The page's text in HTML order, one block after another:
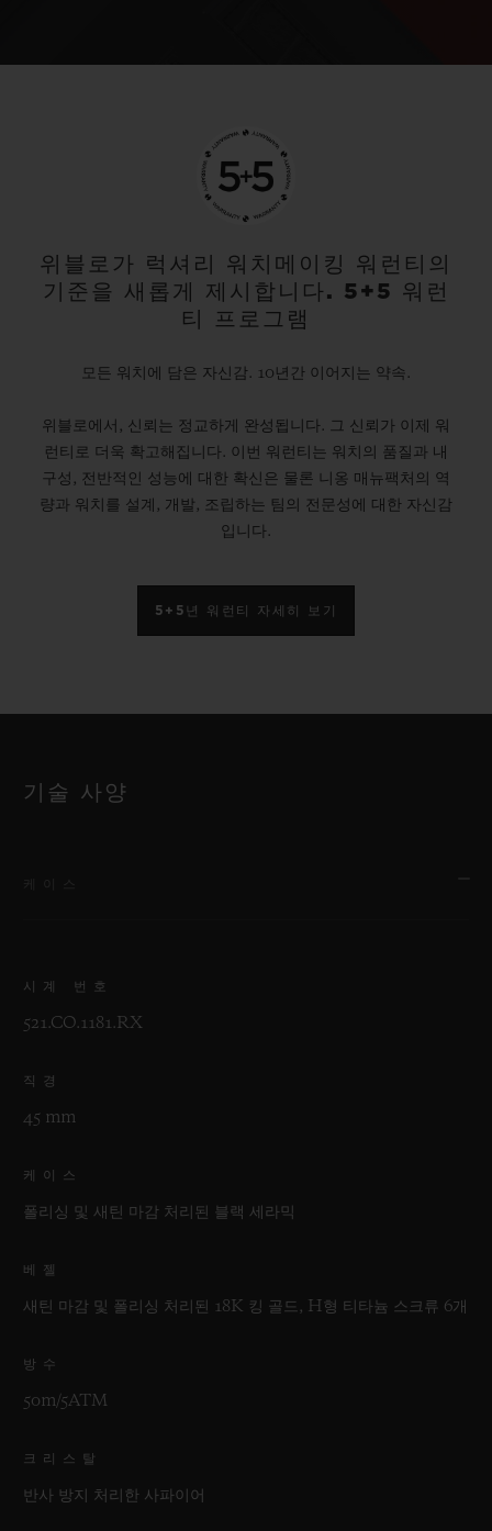
위블로가 럭셔리 워치메이킹 워런티의
기준을 새롭게 제시합니다. 5+5 워런
티 프로그램
모든 워치에 담은 자신감. 10년간 이어지는 약속.
위블로에서, 신뢰는 정교하게 완성됩니다. 그 신뢰가 이제 워
런티로 더욱 확고해집니다. 이번 워런티는 워치의 품질과 내
구성, 전반적인 성능에 대한 확신은 물론 니옹 매뉴팩처의 역
량과 워치를 설계, 개발, 조립하는 팀의 전문성에 대한 자신감
입니다.
5+5년 워런티 자세히 보기
기술 사양
시계 번호
521.CO.1181.RX
직경
45 mm
케이스
폴리싱 및 새틴 마감 처리된 블랙 세라믹
베젤
새틴 마감 및 폴리싱 처리된 18K 킹 골드, H형 티타늄 스크류 6개
방수
50m/5ATM
크리스탈
반사 방지 처리한 사파이어